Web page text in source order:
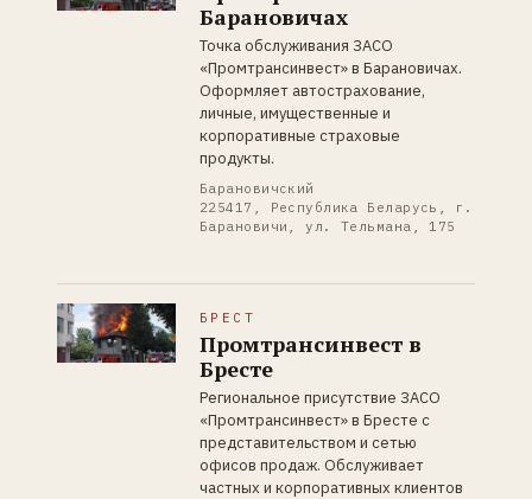
Барановичах
Точка обслуживания ЗАСО
«Промтрансинвест» в Барановичах.
Оформляет автострахование,
личные, имущественные и
корпоративные страховые
продукты.
Барановичский
225417, Республика Беларусь, г.
Барановичи, ул. Тельмана, 175
БРЕСТ
Промтрансинвест в
Бресте
Региональное присутствие ЗАСО
«Промтрансинвест» в Бресте с
представительством и сетью
офисов продаж. Обслуживает
частных и корпоративных клиентов